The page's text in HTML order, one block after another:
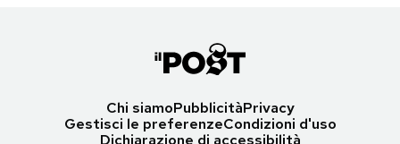
Chi siamoPubblicitàPrivacy
Gestisci le preferenzeCondizioni d'uso